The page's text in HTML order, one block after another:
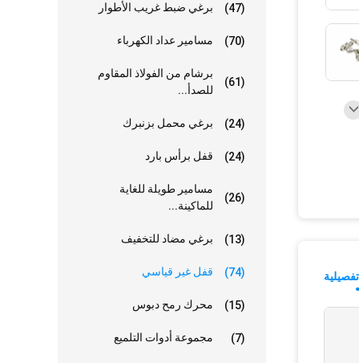
برغي ضبط غريب الأطوار (47)
مسامير عداد الكهرباء (70)
برشام من الفولاذ المقاوم
للصدأ...
(61)
برغي محمل بزنبرك (24)
قفل برأس بارد (24)
مسامير طويلة للغاية
للماكينة...
(26)
برغي مضاد للتخفيف (13)
قفل غير قياسي (74)
محرك رمح دبوس (15)
مجموعة أدوات التلميع (7)